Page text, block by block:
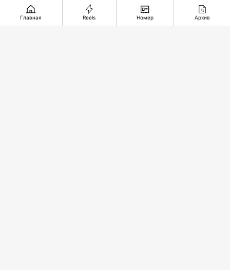
Главная Reels Номер Архив